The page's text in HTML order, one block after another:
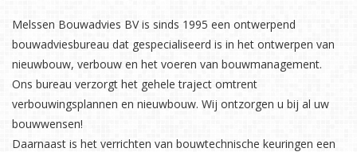
Melssen Bouwadvies BV is sinds 1995 een ontwerpend
bouwadviesbureau dat gespecialiseerd is in het ontwerpen van
nieuwbouw, verbouw en het voeren van bouwmanagement.
Ons bureau verzorgt het gehele traject omtrent
verbouwingsplannen en nieuwbouw. Wij ontzorgen u bij al uw
bouwwensen!
Daarnaast is het verrichten van bouwtechnische keuringen een